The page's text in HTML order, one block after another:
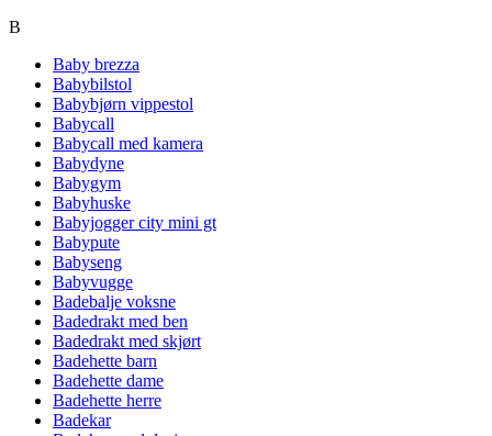
B
Baby brezza
Babybilstol
Babybjørn vippestol
Babycall
Babycall med kamera
Babydyne
Babygym
Babyhuske
Babyjogger city mini gt
Babypute
Babyseng
Babyvugge
Badebalje voksne
Badedrakt med ben
Badedrakt med skjørt
Badehette barn
Badehette dame
Badehette herre
Badekar